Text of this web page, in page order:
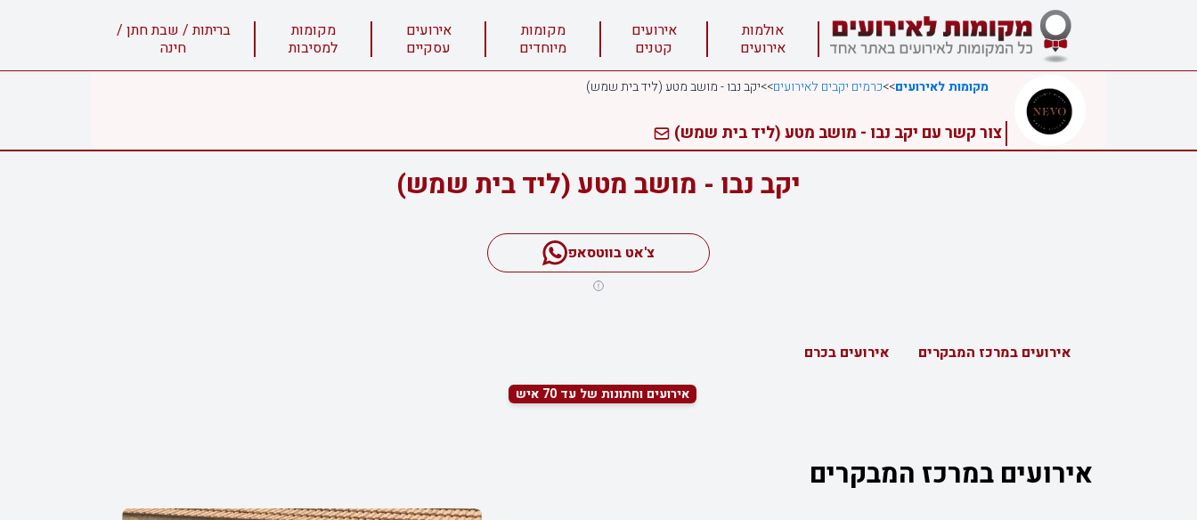
אולמות
אירועים
אירועים
קטנים
מקומות
מיוחדים
אירועים
עסקיים
מקומות
למסיבות
בריתות / שבת חתן /
חינה
מקומות לאירועים>>כרמים יקבים לאירועים>>יקב נבו - מושב מטע (ליד בית שמש)
צור קשר עם יקב נבו - מושב מטע (ליד בית שמש)
יקב נבו - מושב מטע (ליד בית שמש)
צ'אט בווטסאפ
אירועים במרכז המבקרים אירועים בכרם
אירועים וחתונות של עד 70 איש
אירועים במרכז המבקרים